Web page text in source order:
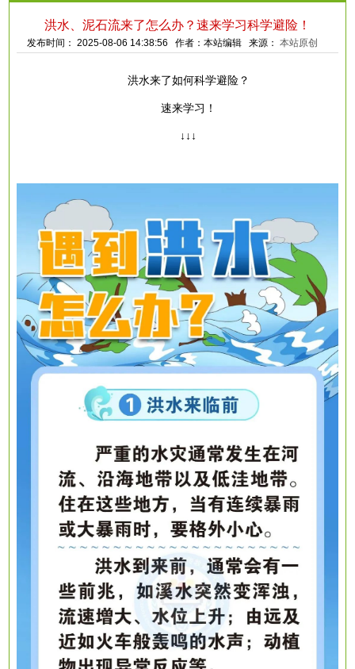
洪水、泥石流来了怎么办？速来学习科学避险！
发布时间： 2025-08-06 14:38:56 作者：本站编辑 来源：本站原创
洪水来了如何科学避险？
速来学习！
↓↓↓